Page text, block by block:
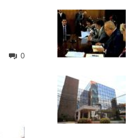
0